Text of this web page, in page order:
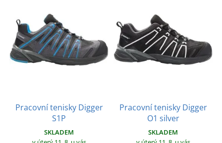
Pracovní tenisky Digger
S1P
SKLADEM
Pracovní tenisky Digger
O1 silver
SKLADEM